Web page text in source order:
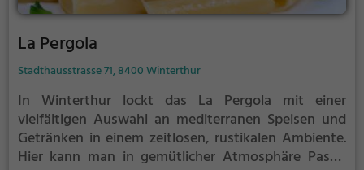
La Pergola
Stadthausstrasse 71, 8400 Winterthur
In Winterthur lockt das La Pergola mit einer
vielfältigen Auswahl an mediterranen Speisen und
Getränken in einem zeitlosen, rustikalen Ambiente.
Hier kann man in gemütlicher Atmosphäre Pasta,